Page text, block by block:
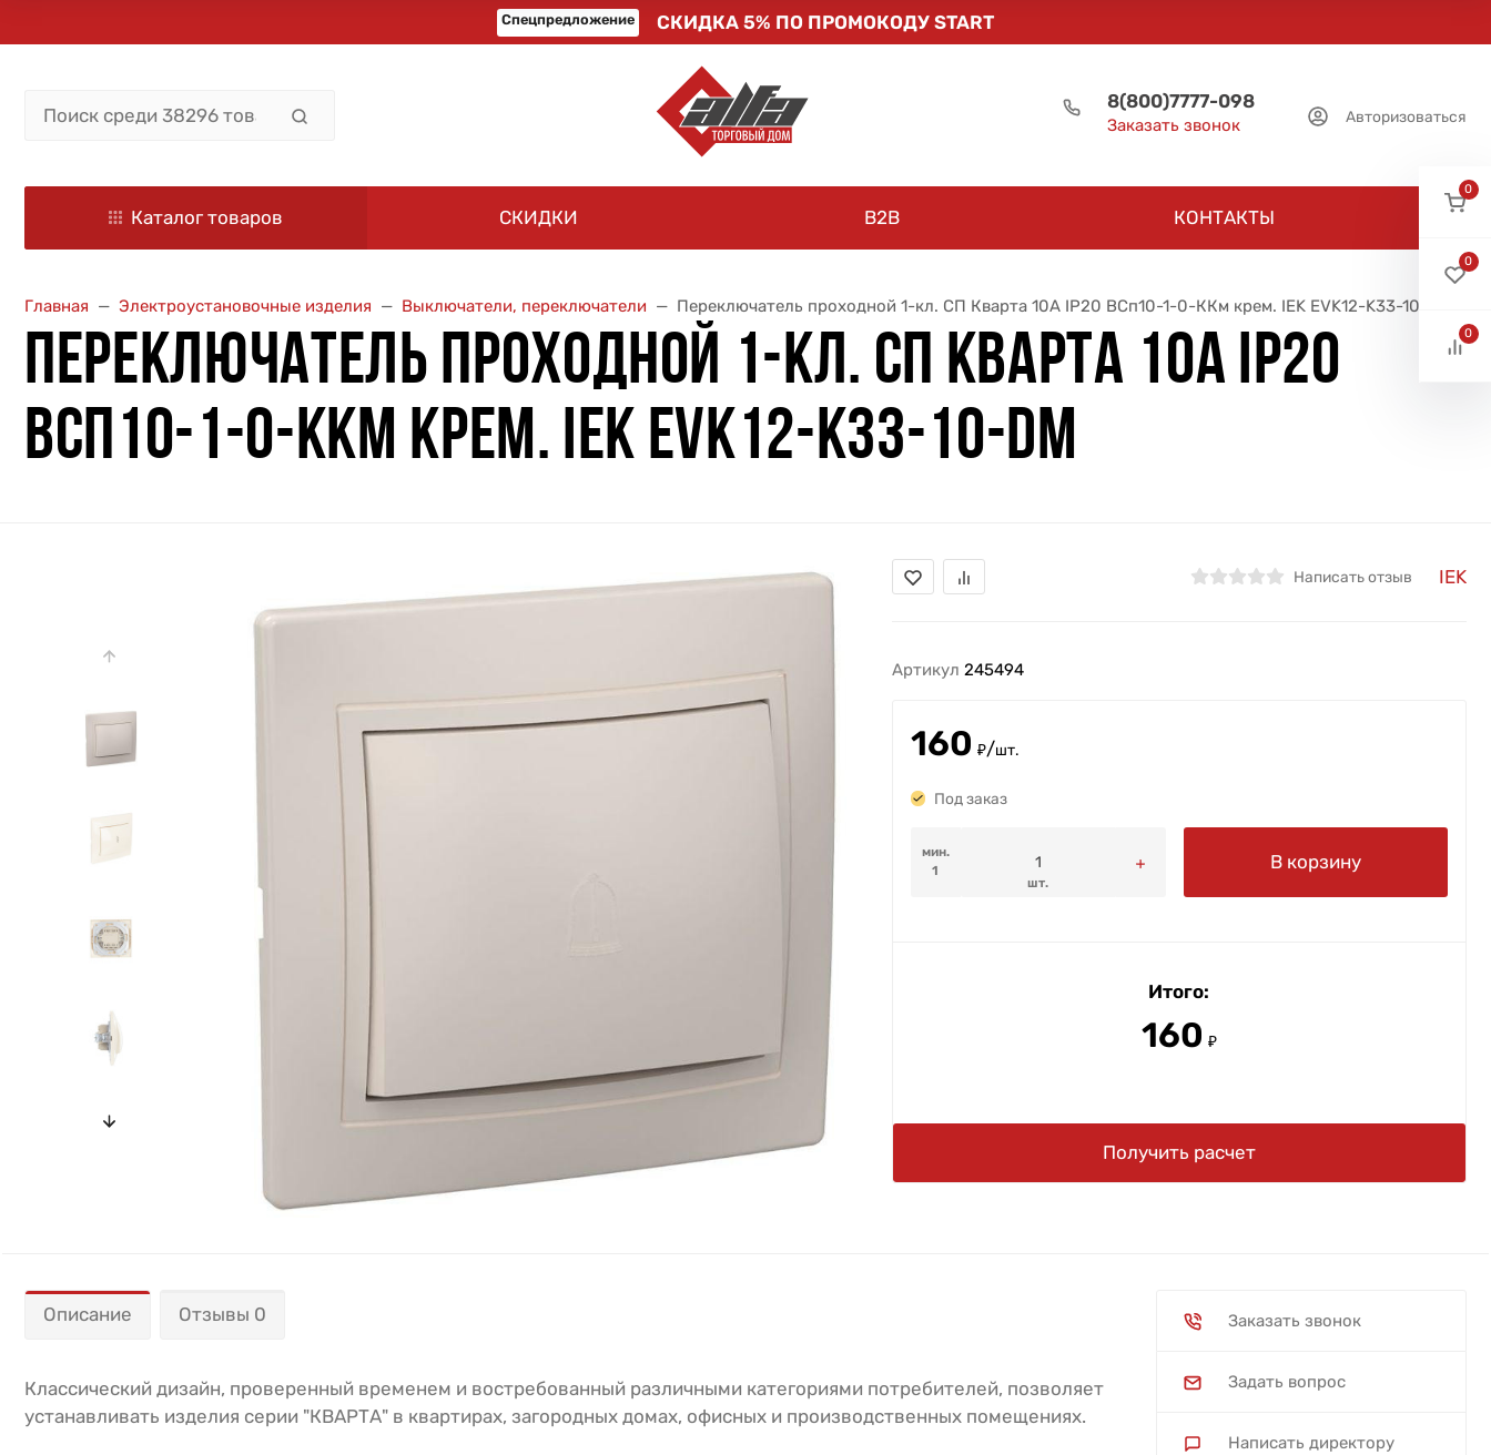
Спецпредложение СКИДКА 5% ПО ПРОМОКОДУ START
8(800)7777-098
Заказать звонок Авторизоваться
Каталог товаров СКИДКИ B2B КОНТАКТЫ
Главная Электроустановочные изделия Выключатели, переключатели Переключатель проходной 1-кл. СП Кварта 10А IP20 ВСп10-1-0-ККм крем. IEK EVK12-K33-10-DM
ПЕРЕКЛЮЧАТЕЛЬ ПРОХОДНОЙ 1-КЛ. СП КВАРТА 10А IP20
ВСП10-1-0-ККМ КРЕМ. IEK EVK12-K33-10-DM
Написать отзыв IEK
Артикул 245494
160 ₽/шт.
Под заказ
мин.
1
шт.
В корзину
Итого:
160 ₽
Получить расчет
Описание Отзывы 0
Классический дизайн, проверенный временем и востребованный различными категориями потребителей, позволяет
устанавливать изделия серии "КВАРТА" в квартирах, загородных домах, офисных и производственных помещениях.
Заказать звонок
Задать вопрос
Написать директору
0
0
0